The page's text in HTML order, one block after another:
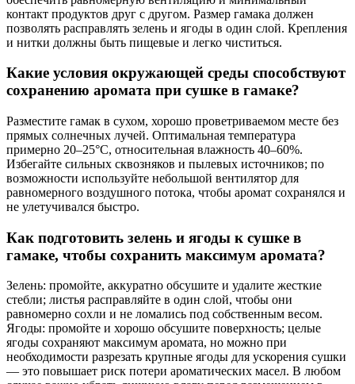
контакт продуктов друг с другом. Размер гамака должен
позволять расправлять зелень и ягоды в один слой. Крепления
и нитки должны быть пищевые и легко чиститься.
Какие условия окружающей среды способствуют
сохранению аромата при сушке в гамаке?
Разместите гамак в сухом, хорошо проветриваемом месте без
прямых солнечных лучей. Оптимальная температура
примерно 20–25°C, относительная влажность 40–60%.
Избегайте сильных сквозняков и пылевых источников; по
возможности используйте небольшой вентилятор для
равномерного воздушного потока, чтобы аромат сохранялся и
не улетучивался быстро.
Как подготовить зелень и ягоды к сушке в
гамаке, чтобы сохранить максимум аромата?
Зелень: промойте, аккуратно обсушите и удалите жесткие
стебли; листья расправляйте в один слой, чтобы они
равномерно сохли и не ломались под собственным весом.
Ягоды: промойте и хорошо обсушите поверхность; целые
ягоды сохраняют максимум аромата, но можно при
необходимости разрезать крупные ягоды для ускорения сушки
— это повышает риск потери ароматических масел. В любом